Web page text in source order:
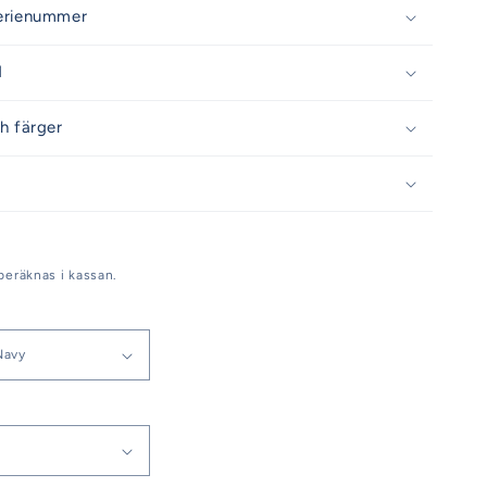
färger
i kassan.